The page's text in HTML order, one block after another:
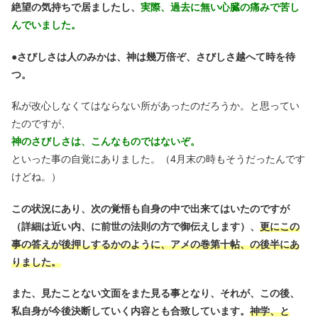
絶望の気持ちで居ましたし、 実際、過去に無い心臓の痛みで苦し
んでいました。
●さびしさは人のみかは、神は幾万倍ぞ、さびしさ越へて時を待
つ。
私が改心しなくてはならない所があったのだろうか。と思ってい
たのですが、
神のさびしさは、こんなものではないぞ。
といった事の自覚にありました。（4月末の時もそうだったんです
けどね。）
この状況にあり、次の覚悟も自身の中で出来てはいたのですが
（詳細は近い内、に前世の法則の方で御伝えします）、 更にこの
事の答えが後押しするかのように、アメの巻第十帖、の後半にあ
りました。
また、見たことない文面をまた見る事となり、それが、この後、
私自身が今後決断していく内容とも合致しています。 神学、と